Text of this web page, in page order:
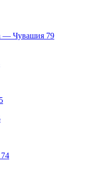
— Чувашия 79
74